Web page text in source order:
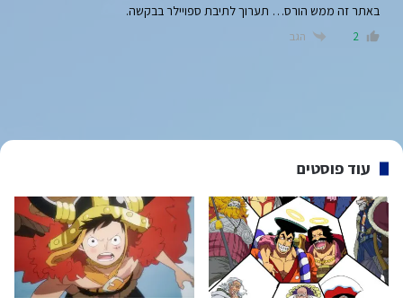
באתר זה ממש הורס… תערוך לתיבת ספויילר בבקשה.
2 הגב
עוד פוסטים